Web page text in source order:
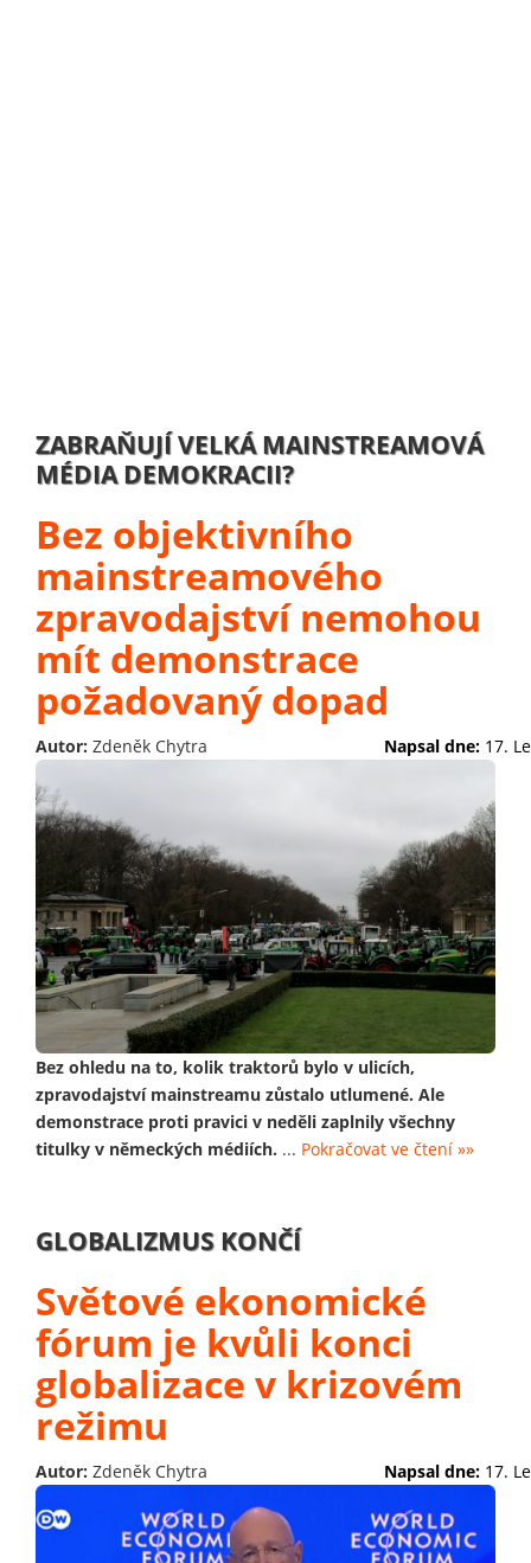
ZABRAŇUJÍ VELKÁ MAINSTREAMOVÁ
MÉDIA DEMOKRACII?
Bez objektivního
mainstreamového
zpravodajství nemohou
mít demonstrace
požadovaný dopad
Autor: Zdeněk Chytra Napsal dne: 17.
Bez ohledu na to, kolik traktorů bylo v ulicích,
zpravodajství mainstreamu zůstalo utlumené. Ale
demonstrace proti pravici v neděli zaplnily všechny
titulky v německých médiích. ... Pokračovat ve čtení »»
GLOBALIZMUS KONČÍ
Světové ekonomické
fórum je kvůli konci
globalizace v krizovém
režimu
Autor: Zdeněk Chytra Napsal dne: 17.